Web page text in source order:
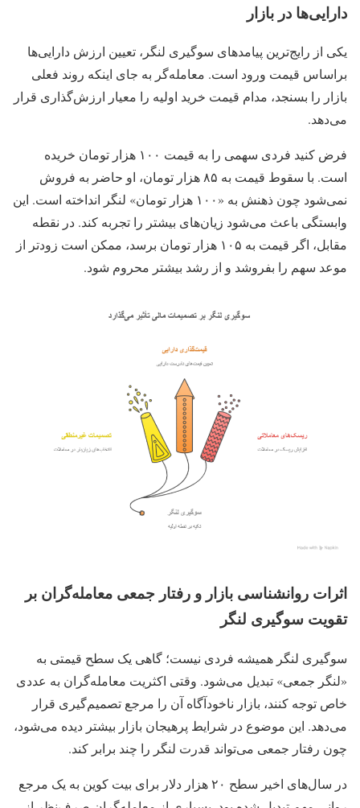
دارایی‌ها در بازار
یکی از رایج‌ترین پیامدهای سوگیری لنگر، تعیین ارزش دارایی‌ها
براساس قیمت ورود است. معامله‌گر به جای اینکه روند فعلی
بازار را بسنجد، مدام قیمت خرید اولیه را معیار ارزش‌گذاری قرار
می‌دهد.
فرض کنید فردی سهمی را به قیمت ۱۰۰ هزار تومان خریده
است. با سقوط قیمت به ۸۵ هزار تومان، او حاضر به فروش
نمی‌شود چون ذهنش به «۱۰۰ هزار تومان» لنگر انداخته است. این
وابستگی باعث می‌شود زیان‌های بیشتر را تجربه کند. در نقطه
مقابل، اگر قیمت به ۱۰۵ هزار تومان برسد، ممکن است زودتر از
موعد سهم را بفروشد و از رشد بیشتر محروم شود.
اثرات روانشناسی بازار و رفتار جمعی معامله‌گران بر
تقویت سوگیری لنگر
سوگیری لنگر همیشه فردی نیست؛ گاهی یک سطح قیمتی به
«لنگر جمعی» تبدیل می‌شود. وقتی اکثریت معامله‌گران به عددی
خاص توجه کنند، بازار ناخودآگاه آن را مرجع تصمیم‌گیری قرار
می‌دهد. این موضوع در شرایط پرهیجان بازار بیشتر دیده می‌شود،
چون رفتار جمعی می‌تواند قدرت لنگر را چند برابر کند.
در سال‌های اخیر سطح ۲۰ هزار دلار برای بیت‌ کوین به یک مرجع